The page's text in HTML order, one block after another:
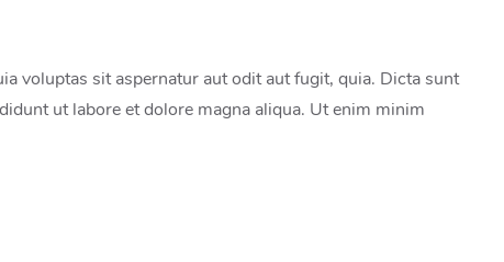
voluptas sit aspernatur aut odit aut fugit, quia. Dicta sunt
ut labore et dolore magna aliqua. Ut enim minim